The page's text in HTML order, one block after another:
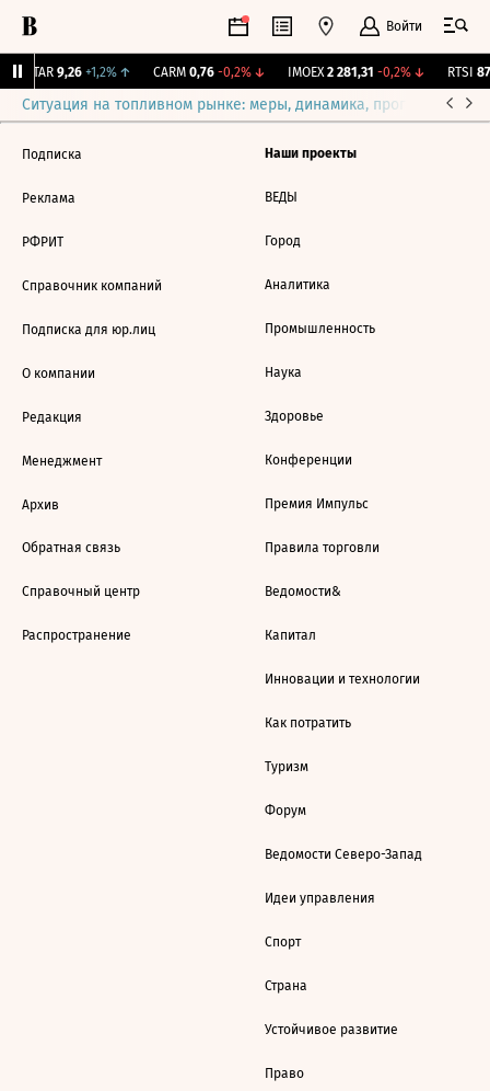
Войти
UTAR 9,26 +1,2%↑ CARM 0,76 -0,2%↓ IMOEX 2 281,31 -0,2%↓ RTSI
Ситуация на топливном рынке: меры, динамика, прогнозы
Подписка
Реклама
РФРИТ
Справочник компаний
Подписка для юр.лиц
О компании
Редакция
Менеджмент
Архив
Обратная связь
Справочный центр
Распространение
Наши проекты
ВЕДЫ
Город
Аналитика
Промышленность
Наука
Здоровье
Конференции
Премия Импульс
Правила торговли
Ведомости&
Капитал
Инновации и технологии
Как потратить
Туризм
Форум
Ведомости Северо-Запад
Идеи управления
Спорт
Страна
Устойчивое развитие
Право